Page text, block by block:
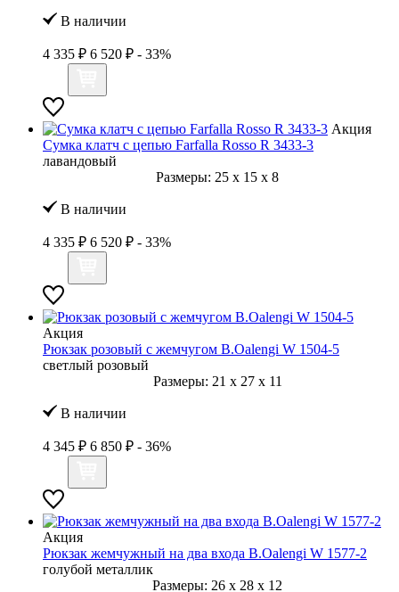
В наличии
4 335 ₽ 6 520 ₽ - 33%
Акция
Сумка клатч с цепью Farfalla Rosso R 3433-3
лавандовый
Размеры: 25 x 15 x 8
В наличии
4 335 ₽ 6 520 ₽ - 33%
Акция
Рюкзак розовый с жемчугом B.Oalengi W 1504-5
светлый розовый
Размеры: 21 x 27 x 11
В наличии
4 345 ₽ 6 850 ₽ - 36%
Акция
Рюкзак жемчужный на два входа B.Oalengi W 1577-2
голубой металлик
Размеры: 26 x 28 x 12